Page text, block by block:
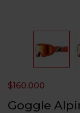
Goggle
$160.000